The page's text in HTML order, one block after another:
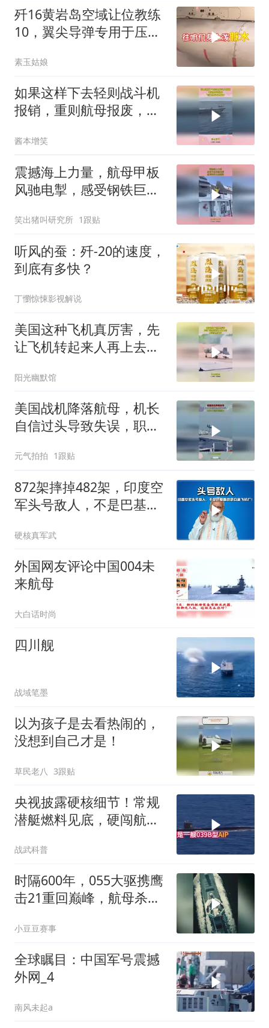
歼16黄岩岛空域让位教练
10，翼尖导弹专用于压制
素玉姑娘
如果这样下去轻则战斗机
报销，重则航母报废，飞
酱本增笑
震撼海上力量，航母甲板
风驰电掣，感受钢铁巨鹰
笑出猪叫研究所 1跟贴
听风的蚕：歼-20的速度，
到底有多快？
丁懰惊悚影视解说
美国这种飞机真厉害，先
让飞机转起来人再上去，
阳光幽默馆
美国战机降落航母，机长
自信过头导致失误，职业
元气拍拍 1跟贴
872架摔掉482架，印度空
军头号敌人，不是巴基斯
硬核真军武
外国网友评论中国004未
来航母
大白话时尚
四川舰
战域笔墨
以为孩子是去看热闹的，
没想到自己才是！
草民老八 3跟贴
央视披露硬核细节！常规
潜艇燃料见底，硬闯航母
战武科普
时隔600年，055大驱携鹰
击21重回巅峰，航母杀手
小豆豆赛事
全球瞩目：中国军号震撼
外网_4
南风未起a